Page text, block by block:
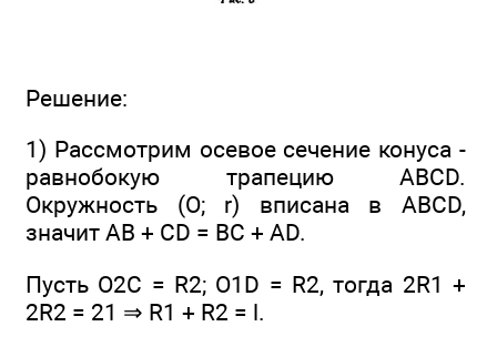
Решение:
1) Рассмотрим осевое сечение конуса -
равнобокую трапецию ABCD.
Окружность (О; r) вписана в ABCD,
значит АВ + CD = ВС + AD.
Пусть O2С = R2; O1D = R2, тогда 2R1 +
2R2 = 21 ⇒ R1 + R2 = l.